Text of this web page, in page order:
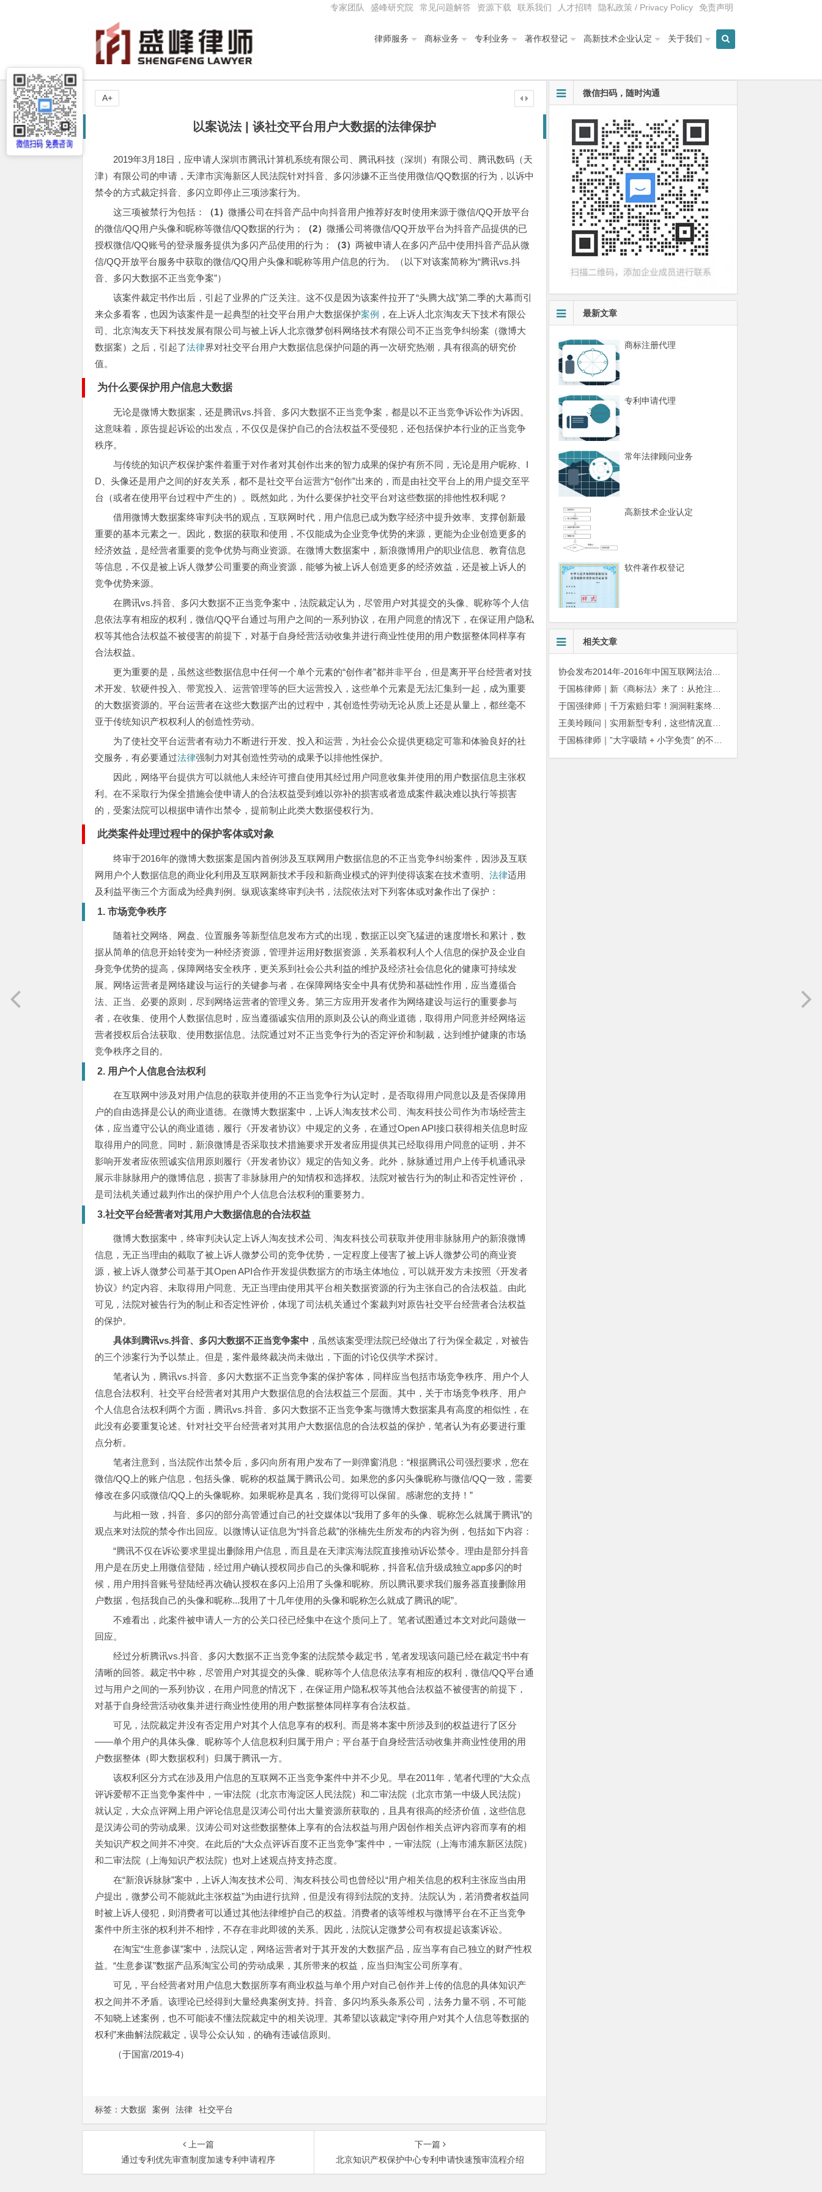
专家团队 盛峰研究院 常见问题解答 资源下载 联系我们 人才招聘 隐私政策 / Privacy Policy 免责声明
律师服务 商标业务 专利业务 著作权登记 高新技术企业认定 关于我们
以案说法 | 谈社交平台用户大数据的法律保护
2019年3月18日，应申请人深圳市腾讯计算机系统有限公司、腾讯科技（深圳）有限公司、腾讯数码（天
津）有限公司的申请，天津市滨海新区人民法院针对抖音、多闪涉嫌不正当使用微信/QQ数据的行为，以诉中
禁令的方式裁定抖音、多闪立即停止三项涉案行为。
这三项被禁行为包括：
（1）微播公司在抖音产品中向抖音用户推荐好友时使用来源于微信/QQ开放平台
的微信/QQ用户头像和昵称等微信/QQ数据的行为；
（2）微播公司将微信/QQ开放平台为抖音产品提供的已
授权微信/QQ账号的登录服务提供为多闪产品使用的行为；
（3）两被申请人在多闪产品中使用抖音产品从微
信/QQ开放平台服务中获取的微信/QQ用户头像和昵称等用户信息的行为。（以下对该案简称为“腾讯vs.抖
音、多闪大数据不正当竞争案”）
该案件裁定书作出后，引起了业界的广泛关注。这不仅是因为该案件拉开了“头腾大战”第二季的大幕而引
来众多看客，也因为该案件是一起典型的社交平台用户大数据保护案例 ，在上诉人北京淘友天下技术有限公
司、北京淘友天下科技发展有限公司与被上诉人北京微梦创科网络技术有限公司不正当竞争纠纷案（微博大
数据案）之后，引起了法律界对社交平台用户大数据信息保护问题的再一次研究热潮，具有很高的研究价
值。
为什么要保护用户信息大数据
无论是微博大数据案，还是腾讯vs.抖音、多闪大数据不正当竞争案，都是以不正当竞争诉讼作为诉因。
这意味着，原告提起诉讼的出发点，不仅仅是保护自己的合法权益不受侵犯，还包括保护本行业的正当竞争
秩序。
与传统的知识产权保护案件着重于对作者对其创作出来的智力成果的保护有所不同，无论是用户昵称、I
D、头像还是用户之间的好友关系，都不是社交平台运营方“创作”出来的，而是由社交平台上的用户提交至平
台（或者在使用平台过程中产生的）。既然如此，为什么要保护社交平台对这些数据的排他性权利呢？
借用微博大数据案终审判决书的观点，互联网时代，用户信息已成为数字经济中提升效率、支撑创新最
重要的基本元素之一。因此，数据的获取和使用，不仅能成为企业竞争优势的来源，更能为企业创造更多的
经济效益，是经营者重要的竞争优势与商业资源。在微博大数据案中，新浪微博用户的职业信息、教育信息
等信息，不仅是被上诉人微梦公司重要的商业资源，能够为被上诉人创造更多的经济效益，还是被上诉人的
竞争优势来源。
在腾讯vs.抖音、多闪大数据不正当竞争案中，法院裁定认为，尽管用户对其提交的头像、昵称等个人信
息依法享有相应的权利，微信/QQ平台通过与用户之间的一系列协议，在用户同意的情况下，在保证用户隐私
权等其他合法权益不被侵害的前提下，对基于自身经营活动收集并进行商业性使用的用户数据整体同样享有
合法权益。
更为重要的是，虽然这些数据信息中任何一个单个元素的“创作者”都并非平台，但是离开平台经营者对技
术开发、软硬件投入、带宽投入、运营管理等的巨大运营投入，这些单个元素是无法汇集到一起，成为重要
的大数据资源的。平台运营者在这些大数据产出的过程中，其创造性劳动无论从质上还是从量上，都丝毫不
亚于传统知识产权权利人的创造性劳动。
为了使社交平台运营者有动力不断进行开发、投入和运营，为社会公众提供更稳定可靠和体验良好的社
交服务，有必要通过法律强制力对其创造性劳动的成果予以排他性保护。
因此，网络平台提供方可以就他人未经许可擅自使用其经过用户同意收集并使用的用户数据信息主张权
利。在不采取行为保全措施会使申请人的合法权益受到难以弥补的损害或者造成案件裁决难以执行等损害
的，受案法院可以根据申请作出禁令，提前制止此类大数据侵权行为。
此类案件处理过程中的保护客体或对象
终审于2016年的微博大数据案是国内首例涉及互联网用户数据信息的不正当竞争纠纷案件，因涉及互联
网用户个人数据信息的商业化利用及互联网新技术手段和新商业模式的评判使得该案在技术查明、法律适用
及利益平衡三个方面成为经典判例。纵观该案终审判决书，法院依法对下列客体或对象作出了保护：
1. 市场竞争秩序
随着社交网络、网盘、位置服务等新型信息发布方式的出现，数据正以突飞猛进的速度增长和累计，数
据从简单的信息开始转变为一种经济资源，管理并运用好数据资源，关系着权利人个人信息的保护及企业自
身竞争优势的提高，保障网络安全秩序，更关系到社会公共利益的维护及经济社会信息化的健康可持续发
展。网络运营者是网络建设与运行的关键参与者，在保障网络安全中具有优势和基础性作用，应当遵循合
法、正当、必要的原则，尽到网络运营者的管理义务。第三方应用开发者作为网络建设与运行的重要参与
者，在收集、使用个人数据信息时，应当遵循诚实信用的原则及公认的商业道德，取得用户同意并经网络运
营者授权后合法获取、使用数据信息。法院通过对不正当竞争行为的否定评价和制裁，达到维护健康的市场
竞争秩序之目的。
2. 用户个人信息合法权利
在互联网中涉及对用户信息的获取并使用的不正当竞争行为认定时，是否取得用户同意以及是否保障用
户的自由选择是公认的商业道德。在微博大数据案中，上诉人淘友技术公司、淘友科技公司作为市场经营主
体，应当遵守公认的商业道德，履行《开发者协议》中规定的义务，在通过Open API接口获得相关信息时应
取得用户的同意。同时，新浪微博是否采取技术措施要求开发者应用提供其已经取得用户同意的证明，并不
影响开发者应依照诚实信用原则履行《开发者协议》规定的告知义务。此外，脉脉通过用户上传手机通讯录
展示非脉脉用户的微博信息，损害了非脉脉用户的知情权和选择权。法院对被告行为的制止和否定性评价，
是司法机关通过裁判作出的保护用户个人信息合法权利的重要努力。
3.社交平台经营者对其用户大数据信息的合法权益
微博大数据案中，终审判决认定上诉人淘友技术公司、淘友科技公司获取并使用非脉脉用户的新浪微博
信息，无正当理由的截取了被上诉人微梦公司的竞争优势，一定程度上侵害了被上诉人微梦公司的商业资
源，被上诉人微梦公司基于其Open API合作开发提供数据方的市场主体地位，可以就开发方未按照《开发者
协议》约定内容、未取得用户同意、无正当理由使用其平台相关数据资源的行为主张自己的合法权益。由此
可见，法院对被告行为的制止和否定性评价，体现了司法机关通过个案裁判对原告社交平台经营者合法权益
的保护。
具体到腾讯vs.抖音、多闪大数据不正当竞争案中 ，虽然该案受理法院已经做出了行为保全裁定，对被告
的三个涉案行为予以禁止。但是，案件最终裁决尚未做出，下面的讨论仅供学术探讨。
笔者认为，腾讯vs.抖音、多闪大数据不正当竞争案的保护客体，同样应当包括市场竞争秩序、用户个人
信息合法权利、社交平台经营者对其用户大数据信息的合法权益三个层面。其中，关于市场竞争秩序、用户
个人信息合法权利两个方面，腾讯vs.抖音、多闪大数据不正当竞争案与微博大数据案具有高度的相似性，在
此没有必要重复论述。针对社交平台经营者对其用户大数据信息的合法权益的保护，笔者认为有必要进行重
点分析。
笔者注意到，当法院作出禁令后，多闪向所有用户发布了一则弹窗消息：“根据腾讯公司强烈要求，您在
微信/QQ上的账户信息，包括头像、昵称的权益属于腾讯公司。如果您的多闪头像昵称与微信/QQ一致，需要
修改在多闪或微信/QQ上的头像昵称。如果昵称是真名，我们觉得可以保留。感谢您的支持！”
与此相一致，抖音、多闪的部分高管通过自己的社交媒体以“我用了多年的头像、昵称怎么就属于腾讯”的
观点来对法院的禁令作出回应。以微博认证信息为“抖音总裁”的张楠先生所发布的内容为例，包括如下内容：
“腾讯不仅在诉讼要求里提出删除用户信息，而且是在天津滨海法院直接推动诉讼禁令。理由是部分抖音
用户是在历史上用微信登陆，经过用户确认授权同步自己的头像和昵称，抖音私信升级成独立app多闪的时
候，用户用抖音账号登陆经再次确认授权在多闪上沿用了头像和昵称。所以腾讯要求我们服务器直接删除用
户数据，包括我自己的头像和昵称...我用了十几年使用的头像和昵称怎么就成了腾讯的呢”。
不难看出，此案件被申请人一方的公关口径已经集中在这个质问上了。笔者试图通过本文对此问题做一
回应。
经过分析腾讯vs.抖音、多闪大数据不正当竞争案的法院禁令裁定书，笔者发现该问题已经在裁定书中有
清晰的回答。裁定书中称，尽管用户对其提交的头像、昵称等个人信息依法享有相应的权利，微信/QQ平台通
过与用户之间的一系列协议，在用户同意的情况下，在保证用户隐私权等其他合法权益不被侵害的前提下，
对基于自身经营活动收集并进行商业性使用的用户数据整体同样享有合法权益。
可见，法院裁定并没有否定用户对其个人信息享有的权利。而是将本案中所涉及到的权益进行了区分
——单个用户的具体头像、昵称等个人信息权利归属于用户；平台基于自身经营活动收集并商业性使用的用
户数据整体（即大数据权利）归属于腾讯一方。
该权利区分方式在涉及用户信息的互联网不正当竞争案件中并不少见。早在2011年，笔者代理的“大众点
评诉爱帮不正当竞争案件中，一审法院（北京市海淀区人民法院）和二审法院（北京市第一中级人民法院）
就认定，大众点评网上用户评论信息是汉涛公司付出大量资源所获取的，且具有很高的经济价值，这些信息
是汉涛公司的劳动成果。汉涛公司对这些数据整体上享有的合法权益与用户因创作相关点评内容而享有的相
关知识产权之间并不冲突。在此后的“大众点评诉百度不正当竞争”案件中，一审法院（上海市浦东新区法院）
和二审法院（上海知识产权法院）也对上述观点持支持态度。
在“新浪诉脉脉”案中，上诉人淘友技术公司、淘友科技公司也曾经以“用户相关信息的权利主张应当由用
户提出，微梦公司不能就此主张权益”为由进行抗辩，但是没有得到法院的支持。法院认为，若消费者权益同
时被上诉人侵犯，则消费者可以通过其他法律维护自己的权益。消费者的该等维权与微博平台在不正当竞争
案件中所主张的权利并不相悖，不存在非此即彼的关系。因此，法院认定微梦公司有权提起该案诉讼。
在淘宝“生意参谋”案中，法院认定，网络运营者对于其开发的大数据产品，应当享有自己独立的财产性权
益。“生意参谋”数据产品系淘宝公司的劳动成果，其所带来的权益，应当归淘宝公司所享有。
可见，平台经营者对用户信息大数据所享有商业权益与单个用户对自己创作并上传的信息的具体知识产
权之间并不矛盾。该理论已经得到大量经典案例支持。抖音、多闪均系头条系公司，法务力量不弱，不可能
不知晓上述案例，也不可能读不懂法院裁定中的相关说理。其希望以该裁定“剥夺用户对其个人信息等数据的
权利”来曲解法院裁定，误导公众认知，的确有违诚信原则。
（于国富/2019-4）
A+
标签： 大数据 案例 法律 社交平台
上一篇
通过专利优先审查制度加速专利申请程序
下一篇
北京知识产权保护中心专利申请快速预审流程介绍
微信扫码，随时沟通
最新文章
商标注册代理
专利申请代理
常年法律顾问业务
高新技术企业认定
软件著作权登记
相关文章
协会发布2014年-2016年中国互联网法治十大影响性案例